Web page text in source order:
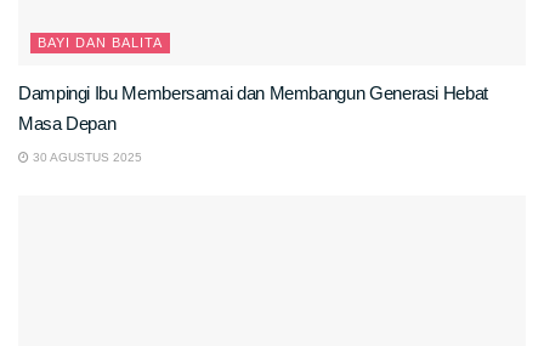
BAYI DAN BALITA
Dampingi Ibu Membersamai dan Membangun Generasi Hebat
Masa Depan
30 AGUSTUS 2025